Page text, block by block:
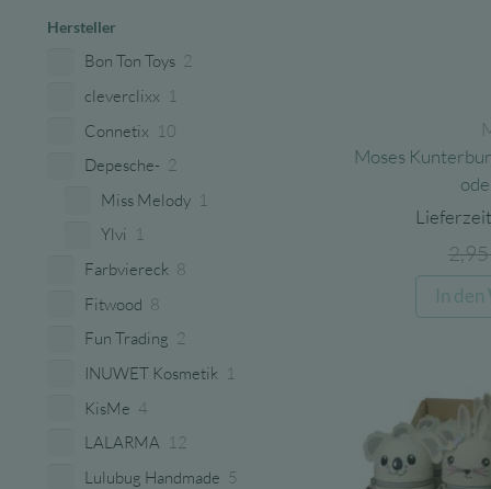
Hersteller
Bon Ton Toys 2
cleverclixx 1
Connetix 10
Depesche- 2
Miss Melody 1
Ylvi 1
Farbviereck 8
Fitwood 8
Fun Trading 2
INUWET Kosmetik 1
KisMe 4
LALARMA 12
Lulubug Handmade 5
Moses
In